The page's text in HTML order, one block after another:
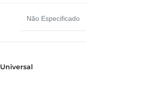
Não Especificado
Universal